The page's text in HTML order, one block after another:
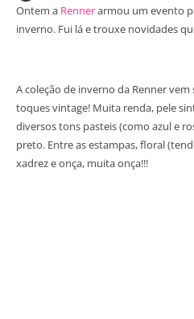
Ontem a Rennerarmou um evento
inverno. Fui lá e trouxe novidades
A coleção de inverno da Renner
toques vintage! Muita renda, pele
diversos tons pasteis (como azul e
preto. Entre as estampas, floral
xadrez e onça, muita onça!!!